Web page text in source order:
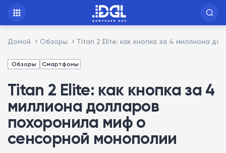
Домой Обзоры Titan 2 Elite: как кнопка за 4 миллиона
Обзоры Смартфоны
Titan 2 Elite: как кнопка за 4
миллиона долларов
похоронила миф о
сенсорной монополии